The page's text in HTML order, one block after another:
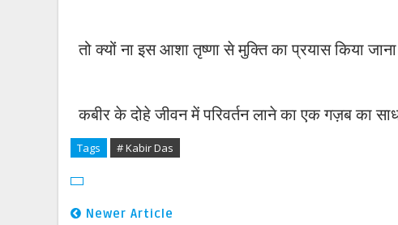
तो क्यों ना इस आशा तृष्णा से मुक्ति का प्रयास किया
कबीर के दोहे जीवन में परिवर्तन लाने का एक गज़ब का
Tags # Kabir Das
Newer Article